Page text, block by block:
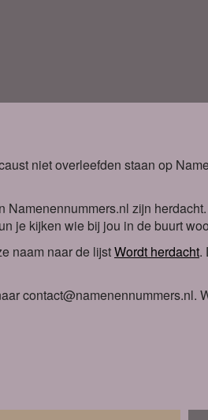
niet overleefden staan op
zijn
je kijken wie bij jou in de buurt
naam naar de lijstWordt herdacht.
contact@namenennummers.nl.